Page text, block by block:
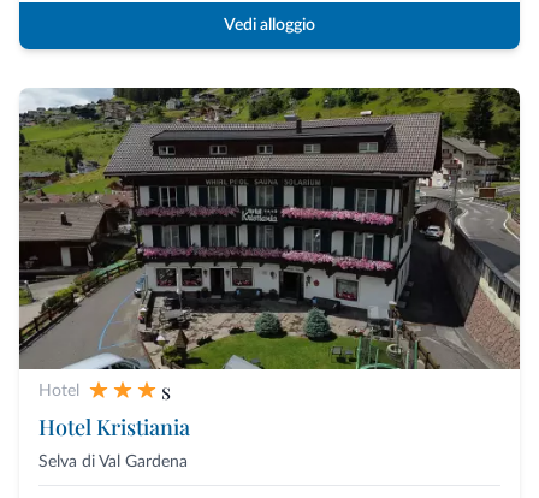
Vedi alloggio
Hotel
s
Hotel Kristiania
Selva di Val Gardena